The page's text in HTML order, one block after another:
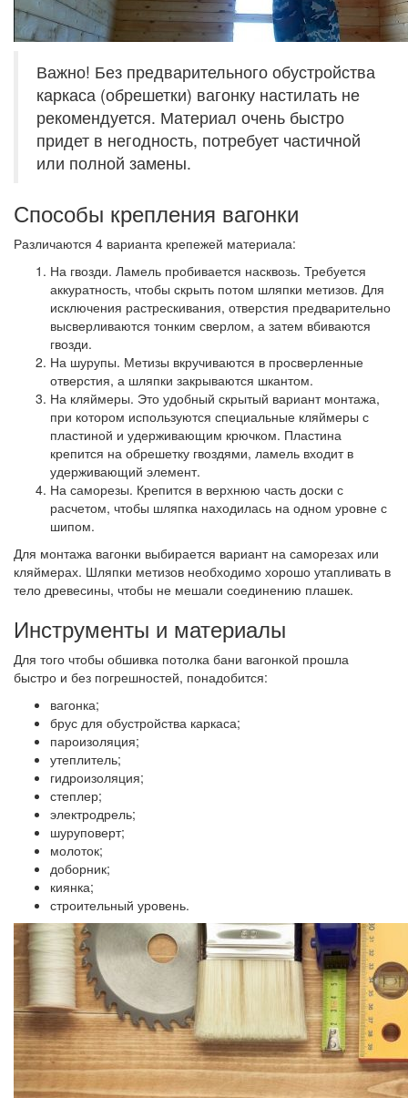
Важно! Без предварительного обустройства
каркаса (обрешетки) вагонку настилать не
рекомендуется. Материал очень быстро
придет в негодность, потребует частичной
или полной замены.
Способы крепления вагонки
Различаются 4 варианта крепежей материала:
На гвозди. Ламель пробивается насквозь. Требуется
аккуратность, чтобы скрыть потом шляпки метизов. Для
исключения растрескивания, отверстия предварительно
высверливаются тонким сверлом, а затем вбиваются
гвозди.
На шурупы. Метизы вкручиваются в просверленные
отверстия, а шляпки закрываются шкантом.
На кляймеры. Это удобный скрытый вариант монтажа,
при котором используются специальные кляймеры с
пластиной и удерживающим крючком. Пластина
крепится на обрешетку гвоздями, ламель входит в
удерживающий элемент.
На саморезы. Крепится в верхнюю часть доски с
расчетом, чтобы шляпка находилась на одном уровне с
шипом.
Для монтажа вагонки выбирается вариант на саморезах или
кляймерах. Шляпки метизов необходимо хорошо утапливать в
тело древесины, чтобы не мешали соединению плашек.
Инструменты и материалы
Для того чтобы обшивка потолка бани вагонкой прошла
быстро и без погрешностей, понадобится:
вагонка;
брус для обустройства каркаса;
пароизоляция;
утеплитель;
гидроизоляция;
степлер;
электродрель;
шуруповерт;
молоток;
доборник;
киянка;
строительный уровень.